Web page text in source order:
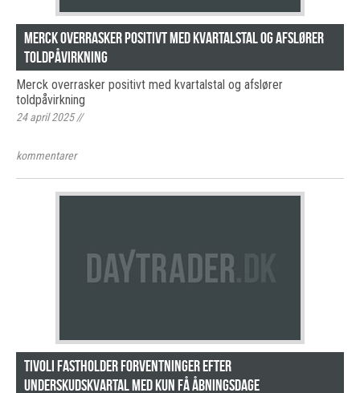
Merck overrasker positivt med kvartalstal og afslører
toldpåvirkning
Merck overrasker positivt med kvartalstal og afslører
toldpåvirkning
24 april 2025//
kommentarer
Tivoli fastholder forventninger efter
underskudskvartal med kun få åbningsdage